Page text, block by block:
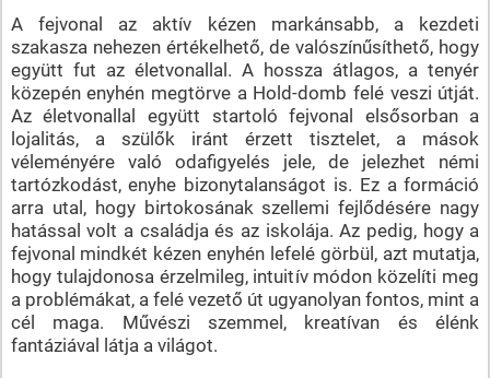
A fejvonal az aktív kézen markánsabb, a kezdeti
szakasza nehezen értékelhető, de valószínűsíthető, hogy
együtt fut az életvonallal. A hossza átlagos, a tenyér
közepén enyhén megtörve a Hold-domb felé veszi útját.
Az életvonallal együtt startoló fejvonal elsősorban a
lojalitás, a szülők iránt érzett tisztelet, a mások
véleményére való odafigyelés jele, de jelezhet némi
tartózkodást, enyhe bizonytalanságot is. Ez a formáció
arra utal, hogy birtokosának szellemi fejlődésére nagy
hatással volt a családja és az iskolája. Az pedig, hogy a
fejvonal mindkét kézen enyhén lefelé görbül, azt mutatja,
hogy tulajdonosa érzelmileg, intuitív módon közelíti meg
a problémákat, a felé vezető út ugyanolyan fontos, mint a
cél maga. Művészi szemmel, kreatívan és élénk
fantáziával látja a világot.